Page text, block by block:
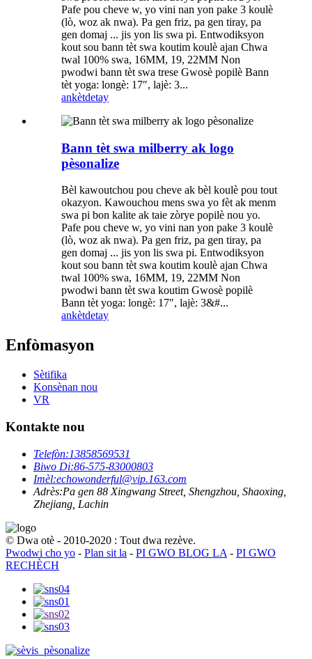
Pafe pou cheve w, yo vini nan yon pake 3 koulè
(lò, woz ak nwa). Pa gen friz, pa gen tiray, pa
gen domaj ... jis yon lis swa pi. Entwodiksyon
kout sou bann tèt swa koutim koulè ajan Chwa
twal 100% swa, 16MM, 19, 22MM Non
pwodwi bann tèt swa trese Gwosè popilè Bann
tèt yoga: longè: 17″, lajè: 3...
ankètdetay
Bann tèt swa milberry ak logo
pèsonalize
Bèl kawoutchou pou cheve ak bèl koulè pou tout
okazyon. Kawouchou mens swa yo fèt ak menm
swa pi bon kalite ak taie zòrye popilè nou yo.
Pafe pou cheve w, yo vini nan yon pake 3 koulè
(lò, woz ak nwa). Pa gen friz, pa gen tiray, pa
gen domaj ... jis yon lis swa pi. Entwodiksyon
kout sou bann tèt swa koutim koulè ajan Chwa
twal 100% swa, 16MM, 19, 22MM Non
pwodwi bann tèt swa koutim Gwosè popilè
Bann tèt yoga: longè: 17″, lajè: 3&#...
ankètdetay
Enfòmasyon
Sètifika
Konsènan nou
VR
Kontakte nou
Telefòn:13858569531
Biwo Di:86-575-83000803
Imèl:echowonderful@vip.163.com
Adrès:Pa gen 88 Xingwang Street, Shengzhou, Shaoxing,
Zhejiang, Lachin
© Dwa otè - 2010-2020 : Tout dwa rezève.
Pwodwi cho yo - Plan sit la - PI GWO BLOG LA - PI GWO
RECHÈCH